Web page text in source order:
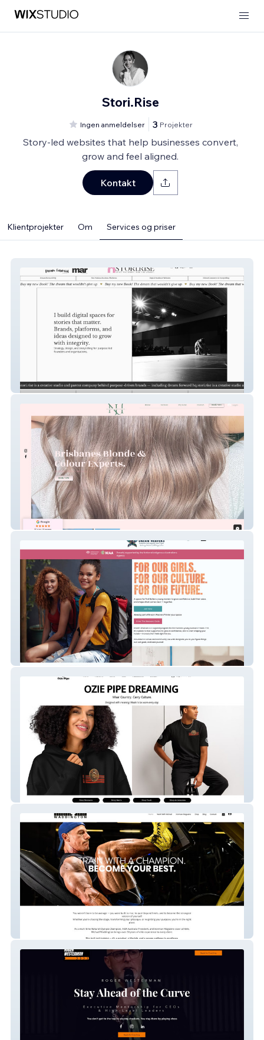
Stori.Rise
Ingen anmeldelser 3 Projekter
Story-led websites that help businesses convert,
grow and feel aligned.
Kontakt
Klientprojekter Om Services og priser
STORI.RISE
Navara Hair
Dream Weavers
Ozie Pipe
Michael Waddington